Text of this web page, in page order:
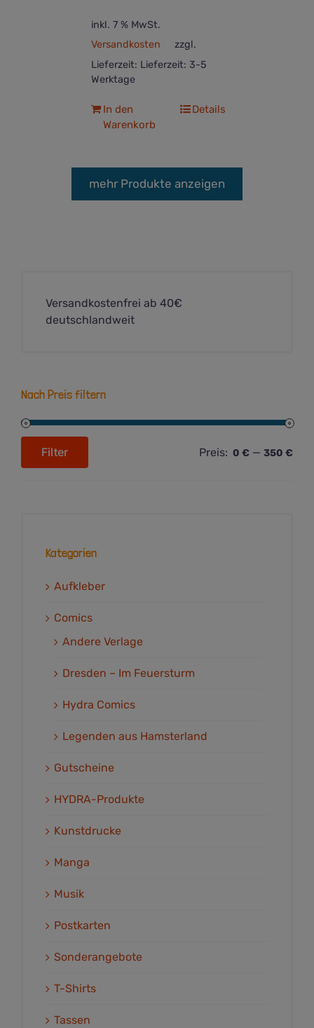
inkl. 7 % MwSt.
zzgl.
Versandkosten
Lieferzeit: Lieferzeit: 3-5
Werktage
In den
Warenkorb
Details
mehr Produkte anzeigen
Versandkostenfrei ab 40€
deutschlandweit
Nach Preis filtern
Max.
Filter Preis: 0 € — 350 €
Kategorien
Aufkleber
Comics
Andere Verlage
Dresden – Im Feuersturm
Hydra Comics
Legenden aus Hamsterland
Gutscheine
HYDRA-Produkte
Kunstdrucke
Manga
Musik
Postkarten
Sonderangebote
T-Shirts
Tassen